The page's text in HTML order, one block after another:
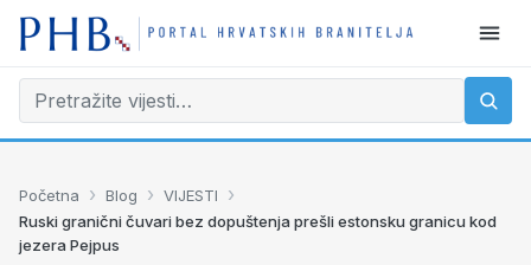
Početna › Blog › VIJESTI ›
Ruski granični čuvari bez dopuštenja prešli estonsku granicu kod
jezera Pejpus